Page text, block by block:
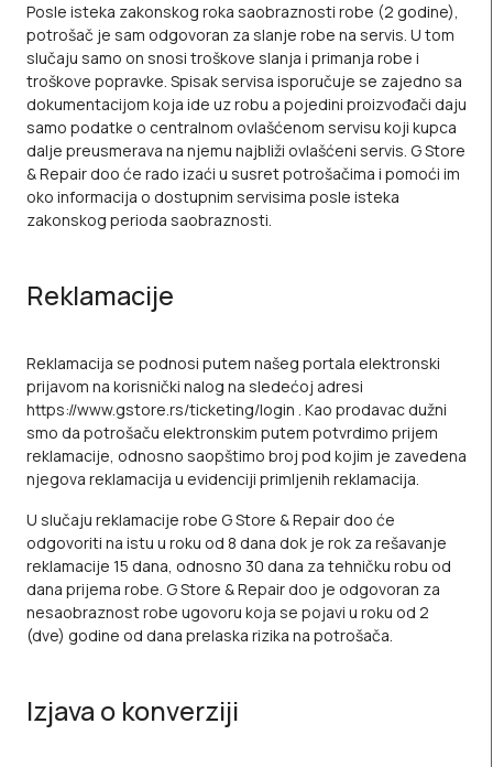
Posle isteka zakonskog roka saobraznosti robe (2 godine),
potrošač je sam odgovoran za slanje robe na servis. U tom
slučaju samo on snosi troškove slanja i primanja robe i
troškove popravke. Spisak servisa isporučuje se zajedno sa
dokumentacijom koja ide uz robu a pojedini proizvođači daju
samo podatke o centralnom ovlašćenom servisu koji kupca
dalje preusmerava na njemu najbliži ovlašćeni servis. G Store
& Repair doo će rado izaći u susret potrošačima i pomoći im
oko informacija o dostupnim servisima posle isteka
zakonskog perioda saobraznosti.
Reklamacije
Reklamacija se podnosi putem našeg portala elektronski
prijavom na korisnički nalog na sledećoj adresi
https://www.gstore.rs/ticketing/login . Kao prodavac dužni
smo da potrošaču elektronskim putem potvrdimo prijem
reklamacije, odnosno saopštimo broj pod kojim je zavedena
njegova reklamacija u evidenciji primljenih reklamacija.
U slučaju reklamacije robe G Store & Repair doo će
odgovoriti na istu u roku od 8 dana dok je rok za rešavanje
reklamacije 15 dana, odnosno 30 dana za tehničku robu od
dana prijema robe. G Store & Repair doo je odgovoran za
nesaobraznost robe ugovoru koja se pojavi u roku od 2
(dve) godine od dana prelaska rizika na potrošača.
Izjava o konverziji